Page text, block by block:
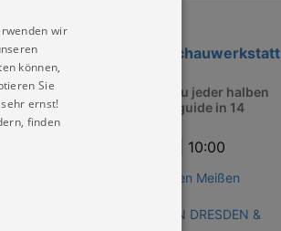
Besichtigung Schauwerkstatt
10:00–15:30 Uhr zu jeder halben
Stunde mit Audioguide in 14
07.08.2026 | 10:00
Erlebniswelt Meissen Meißen
SOMMERFERIEN IN DRESDEN &
wir
können,
Sie
ernst!
finden